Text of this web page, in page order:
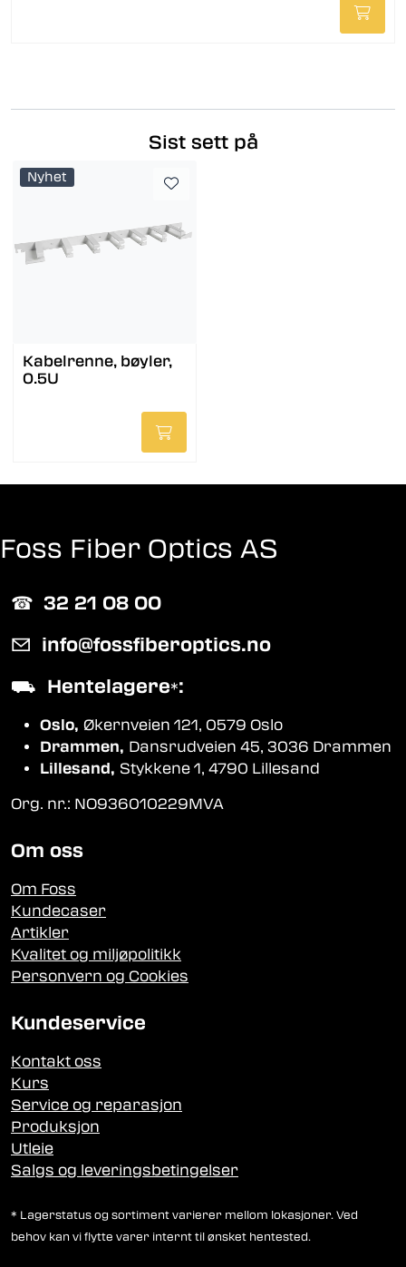
Sist sett på
Nyhet
Kabelrenne, bøyler,
0.5U
Foss Fiber Optics AS
☎︎ 32 21 08 00
✉ info@fossfiberoptics.no
⛟ Hentelagere*:
Oslo, Økernveien 121, 0579 Oslo
Drammen, Dansrudveien 45, 3036 Drammen
Lillesand, Stykkene 1, 4790 Lillesand
Org. nr.: NO936010229MVA
Om oss
Om Foss
Kundecaser
Artikler
Kvalitet og miljøpolitikk
Personvern og Cookies
Kundeservice
Kontakt oss
Kurs
Service og reparasjon
Produksjon
Utleie
Salgs og leveringsbetingelser
* Lagerstatus og sortiment varierer mellom lokasjoner. Ved
behov kan vi flytte varer internt til ønsket hentested.